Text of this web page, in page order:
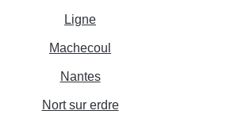
Ligne
Machecoul
Nantes
Nort sur erdre